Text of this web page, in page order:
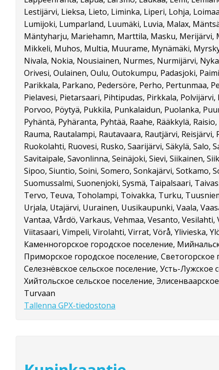
Lestijärvi, Lieksa, Lieto, Liminka, Liperi, Lohja,
Lumijoki, Lumparland, Luumäki, Luvia, Malax,
Mäntyharju, Mariehamn, Marttila, Masku, Merijärvi,
Mikkeli, Muhos, Multia, Muurame, Mynämäki,
Nivala, Nokia, Nousiainen, Nurmes, Nurmijärvi,
Orivesi, Oulainen, Oulu, Outokumpu, Padasjoki,
Parikkala, Parkano, Pedersöre, Perho, Pertunmaa,
Pielavesi, Pietarsaari, Pihtipudas, Pirkkala,
Porvoo, Pöytyä, Pukkila, Punkalaidun, Puolanka,
Pyhäntä, Pyhäranta, Pyhtää, Raahe, Rääkkylä,
Rauma, Rautalampi, Rautavaara, Rautjärvi, Reisjärvi,
Ruokolahti, Ruovesi, Rusko, Saarijärvi, Säkylä, Salo,
Savitaipale, Savonlinna, Seinäjoki, Sievi, Siikainen,
Sipoo, Siuntio, Soini, Somero, Sonkajärvi, Sotkamo,
Suomussalmi, Suonenjoki, Sysmä, Taipalsaari,
Tervo, Teuva, Toholampi, Toivakka, Turku,
Urjala, Utajärvi, Uurainen, Uusikaupunki, Vaala,
Vantaa, Vårdö, Varkaus, Vehmaa, Vesanto, Vesilahti,
Viitasaari, Vimpeli, Virolahti, Virrat, Vörå, Ylivieska,
Каменногорское городское поселение,
Приморское городское поселение, Светогорское
Селезнёвское сельское поселение, Усть-Лужское
Хийтольское сельское поселение,
Turvaan
Tallenna GPX-tiedostona